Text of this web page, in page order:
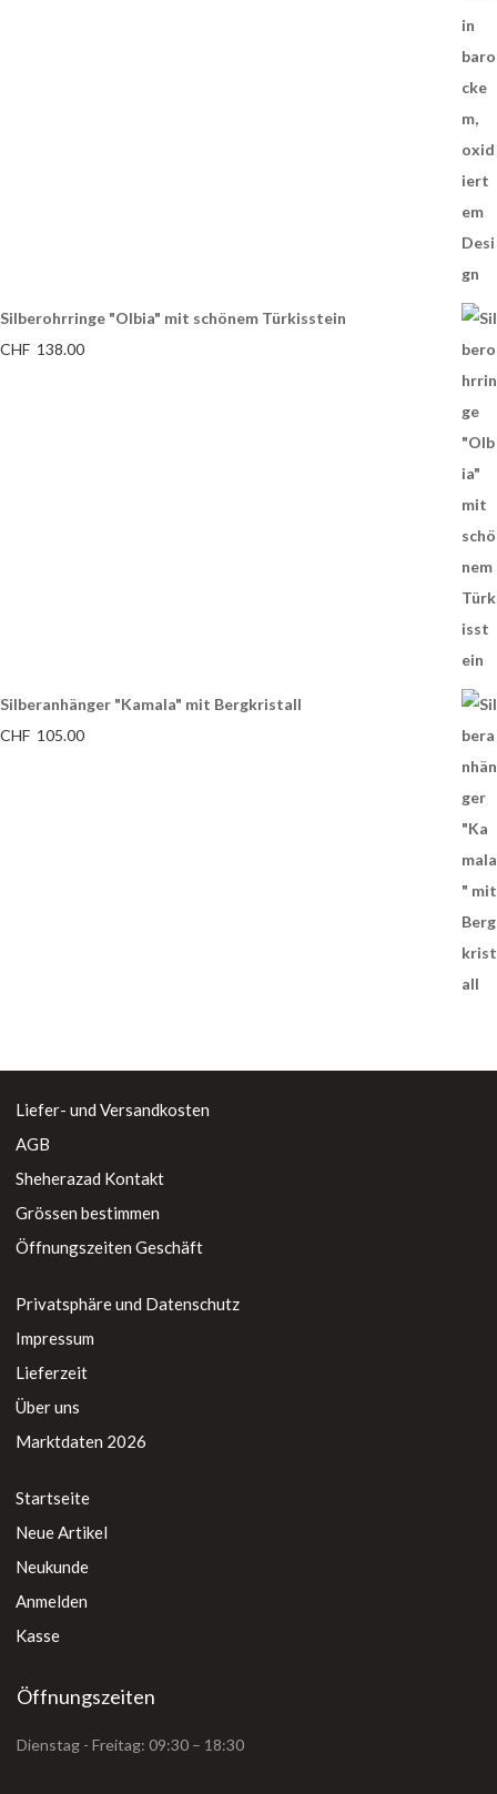
Silberohrringe "Olbia" mit schönem Türkisstein
CHF 138.00
Silberanhänger "Kamala" mit Bergkristall
CHF 105.00
Liefer- und Versandkosten
AGB
Sheherazad Kontakt
Grössen bestimmen
Öffnungszeiten Geschäft
Privatsphäre und Datenschutz
Impressum
Lieferzeit
Über uns
Marktdaten 2026
Startseite
Neue Artikel
Neukunde
Anmelden
Kasse
Öffnungszeiten
Dienstag - Freitag: 09:30 – 18:30